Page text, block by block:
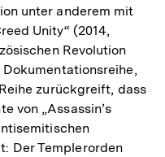
unter anderem mit
Unity“ (2014,
Revolution
zurückgreift, dass
von „Assassin’s
Der Templerorden